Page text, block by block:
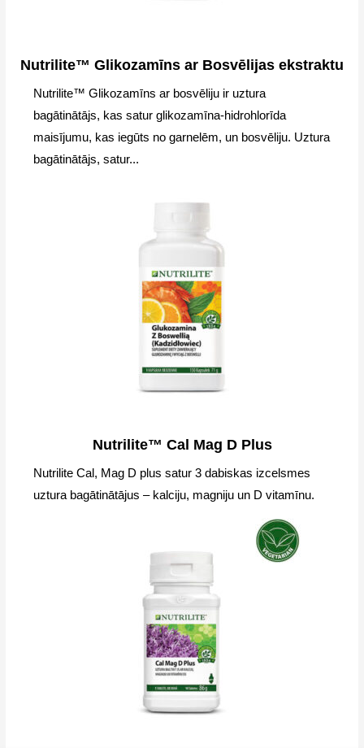
Nutrilite™ Glikozamīns ar Bosvēlijas ekstraktu
Nutrilite™ Glikozamīns ar bosvēliju ir uztura
bagātinātājs, kas satur glikozamīna-hidrohlorīda
maisījumu, kas iegūts no garnelēm, un bosvēliju. Uztura
bagātinātājs, satur...
Nutrilite™ Cal Mag D Plus
Nutrilite Cal, Mag D plus satur 3 dabiskas izcelsmes
uztura bagātinātājus – kalciju, magniju un D vitamīnu.